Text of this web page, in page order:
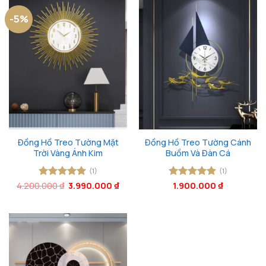
-5%
Đồng Hồ Treo Tường Mặt
Trời Vàng Ánh Kim
Được xếp
(1)
4.200.000₫ Giá
3.990.000₫Giá
3.990.000 ₫.
Đồng Hồ Treo Tường Cánh
Buồm Và Đàn Cá
Được xếp
(1)
1.900.000 ₫